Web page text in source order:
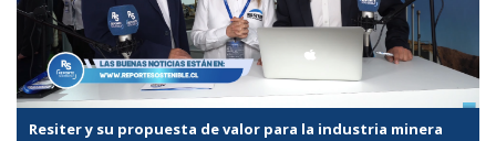
Resiter y su propuesta de valor para la industria minera